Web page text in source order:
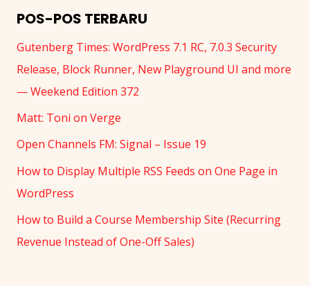
POS-POS TERBARU
Gutenberg Times: WordPress 7.1 RC, 7.0.3 Security
Release, Block Runner, New Playground UI and more
— Weekend Edition 372
Matt: Toni on Verge
Open Channels FM: Signal – Issue 19
How to Display Multiple RSS Feeds on One Page in
WordPress
How to Build a Course Membership Site (Recurring
Revenue Instead of One-Off Sales)